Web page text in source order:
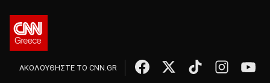
ΑΚΟΛΟΥΘΗΣΤΕ ΤΟ CNN.GR